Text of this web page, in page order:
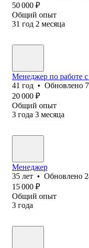
50 000 ₽
Общий опыт
31 год 2 месяца
Менеджер по работе
41 год • Обновлено
20 000 ₽
Общий опыт
3 года 3 месяца
Менеджер
35 лет • Обновлено
15 000 ₽
Общий опыт
3 года